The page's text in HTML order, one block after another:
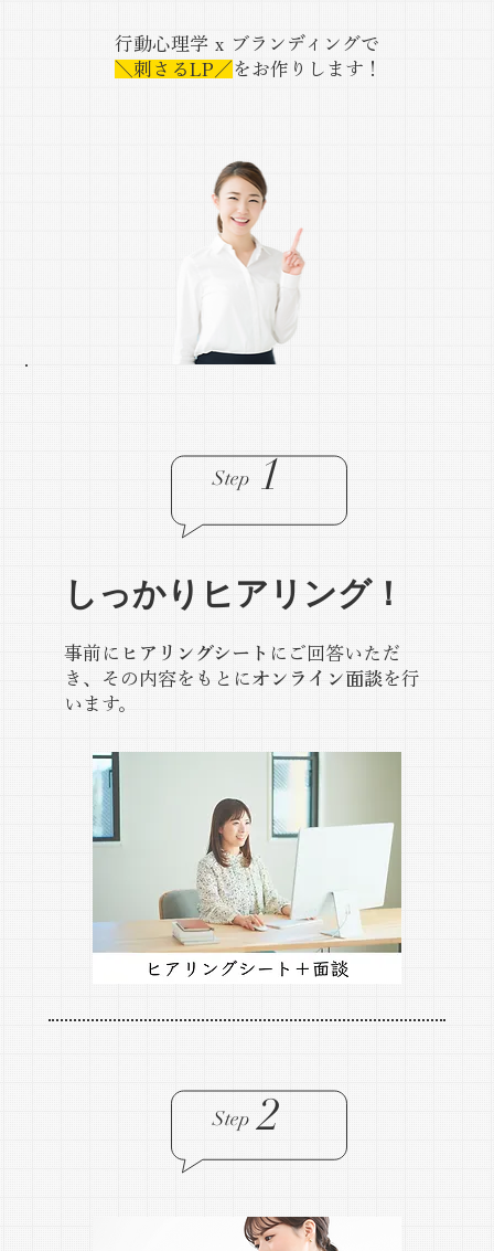
行動心理学 x ブランディングで
＼刺さるLP／ をお作りします！
Step 1
しっかりヒアリング！
事前に ヒアリングシート にご回答いただ
き、その内容をもとに オンライン面談を行
います。
Step 2